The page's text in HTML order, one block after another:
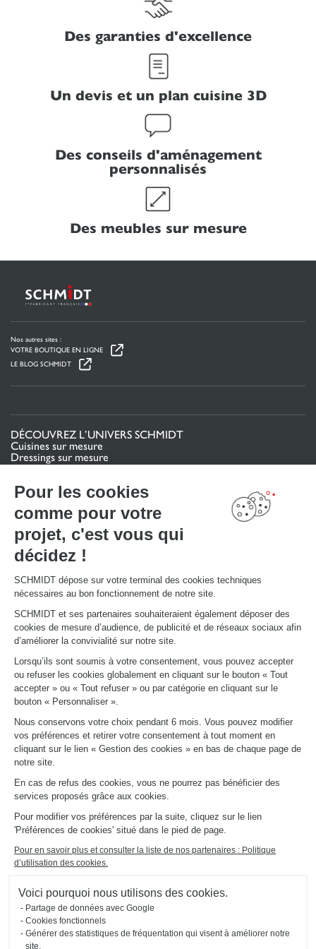
Pour les cookies
comme pour votre
projet, c'est vous qui
décidez !
SCHMIDT dépose sur votre terminal des cookies techniques
nécessaires au bon fonctionnement de notre site.
SCHMIDT et ses partenaires souhaiteraient également déposer des
cookies de mesure d’audience, de publicité et de réseaux sociaux afin
d’améliorer la convivialité sur notre site.
Lorsqu’ils sont soumis à votre consentement, vous pouvez accepter
ou refuser les cookies globalement en cliquant sur le bouton « Tout
accepter » ou « Tout refuser » ou par catégorie en cliquant sur le
bouton « Personnaliser ».
Nous conservons votre choix pendant 6 mois. Vous pouvez modifier
vos préférences et retirer votre consentement à tout moment en
cliquant sur le lien « Gestion des cookies » en bas de chaque page de
notre site.
En cas de refus des cookies, vous ne pourrez pas bénéficier des
services proposés grâce aux cookies.
Pour modifier vos préférences par la suite, cliquez sur le lien
'Préférences de cookies' situé dans le pied de page.
Pour en savoir plus et consulter la liste de nos partenaires : Politique
d’utilisation des cookies.
Voici pourquoi nous utilisons des cookies.
Partage de données avec Google
Cookies fonctionnels
Générer des statistiques de fréquentation qui visent à améliorer notre
site.
Chez Schmidt, chaque projet d’aménagement est une
opportunité de créer un intérieur à votre image, à la fois
pratique, esthétique et durable.
Des garanties d'excellence
Un devis et un plan cuisine 3D
Des conseils d'aménagement
personnalisés
Des meubles sur mesure
Nos autres sites :
VOTRE BOUTIQUE EN LIGNE
LE BLOG SCHMIDT
DÉCOUVREZ L’UNIVERS SCHMIDT
Cuisines sur mesure
Dressings sur mesure
Meubles et rangements sur mesure
Schmidt pour les pros
VOTRE PROJET
Mon espace projet
Configurer en 3D
Nous contacter
Trouver mon magasin
Le club by Schmidt
PRENDRE RENDEZ-VOUS
LIENS UTILES
Promotions
Fiches produits
Guides de pose et d’entretien
Consulter notre catalogue
À PROPOS
Actualités du groupe
Ouvrir un magasin
Schmidt dans le monde
Nos magasins en France
Mentions légales
Gestion des cookies
Politique d'utilisation
des cookies
#ouischmidt
conforme
Plan du site